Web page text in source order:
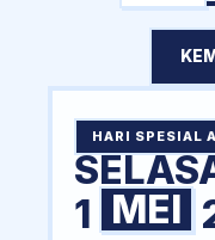
HARI SPESIAL
1 MEI